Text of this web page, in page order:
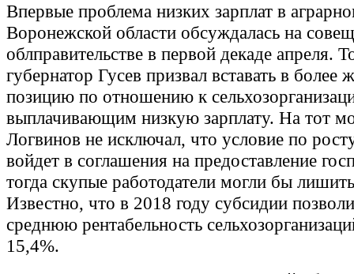
Впервые проблема низких зарплат в
Воронежской области обсуждалась на
облправительстве в первой декаде апреля.
губернатор Гусев призвал вставать в более
позицию по отношению к
выплачивающим низкую зарплату. На тот
Логвинов не исключал, что условие по
войдет в соглашения на предоставление
тогда скупые работодатели могли бы
Известно, что в 2018 году субсидии
среднюю рентабельность
15,4%.